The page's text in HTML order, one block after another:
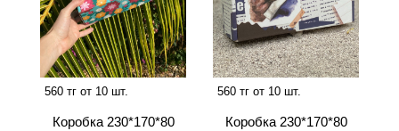
560 тг от 10 шт.
Коробка 230*170*80
560 тг от 10 шт.
Коробка 230*170*80